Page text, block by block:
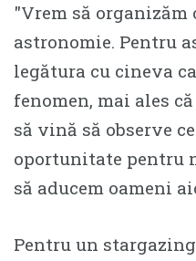
″Vrem să organizăm
astronomie. Pentru
legătura cu cineva
fenomen, mai ales
să vină să observe
oportunitate pentru
să aducem oameni
Pentru un